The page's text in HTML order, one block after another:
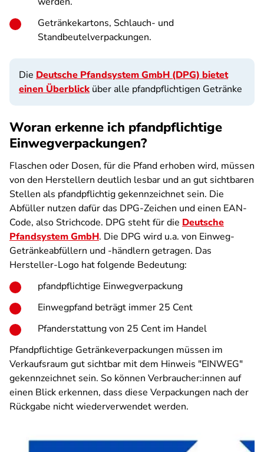
Getränkekartons, Schlauch- und
Standbeutelverpackungen.
Die Deutsche Pfandsystem GmbH (DPG) bietet
einen Überblick über alle pfandpflichtigen Getränke
Woran erkenne ich pfandpflichtige
Einwegverpackungen?
Flaschen oder Dosen, für die Pfand erhoben wird, müssen
von den Herstellern deutlich lesbar und an gut sichtbaren
Stellen als pfandpflichtig ge­kennzeichnet sein. Die
Abfüller nutzen dafür das DPG-Zeichen und einen EAN-
Code, also Strichcode. DPG steht für die Deutsche
Pfandsystem GmbH. Die DPG wird u.a. von Einweg-
Getränkeabfüllern und -händlern getragen. Das
Hersteller-Logo hat folgende Bedeutung:
pfandpflichtige Einwegverpackung
Einwegpfand beträgt immer 25 Cent
Pfanderstattung von 25 Cent im Handel
Pfandpflichtige Getränkeverpackungen müssen im
Verkaufsraum gut sichtbar mit dem Hinweis "EINWEG"
gekennzeichnet sein. So können Verbraucher:innen auf
einen Blick erkennen, dass diese Verpackungen nach der
Rückgabe nicht wiederverwendet werden.